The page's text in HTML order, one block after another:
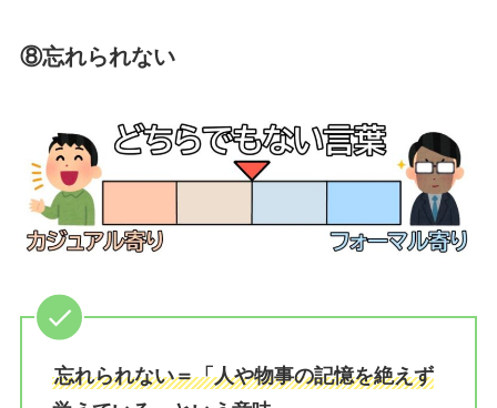
⑧忘れられない
忘れられない＝「人や物事の記憶を絶えず